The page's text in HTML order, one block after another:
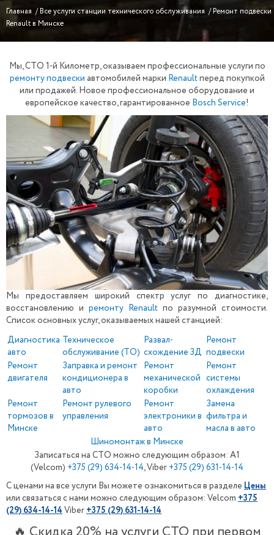
Главная /Все услуги станции технического обслуживания /Ремонт подвески
Renault в Минске
Мы, СТО 1-й Километр, оказываем профессиональные услуги по
ремонту подвески автомобилей марки Renaultперед покупкой
или продажей. Новое профессиональное оборудование и
европейское качество, гарантированное Bosch Service!
Мы предоставляем широкий спектр услуг по диагностике,
восстановлению и ремонту Renault по разумной стоимости.
Список основных услуг, оказываемых нашей станцией:
Диагностика
авто
Техническое
обслуживание (ТО)
Развал-
схождение 3Д
Ремонт
подвески
Ремонт
двигателя
Заправка и ремонт
кондиционера в
авто
Ремонт
механической
коробки
Ремонт
системы
охлаждения
Ремонт
тормозов в
Минске
Ремонт рулевого
управления
Ремонт
электроники в
авто
Замена
фильтра и
масла в авто
Шиномонтаж в Минске
Записаться на СТО можно следующим образом: A1
(Velcom) +375 (29) 634-14-14, Viber +375 (29) 631-14-14
С ценами на все услуги Вы можете ознакомиться в разделе Цены
или связаться с нами можно следующим образом: Velcom +375
(29) 634-14-14Viber+375(29) 631-14-14